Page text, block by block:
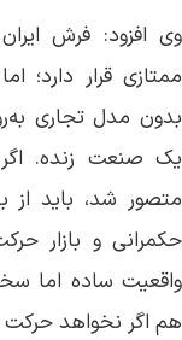
وی افزود: فرش
ممتازی قرار دارد؛
بدون مدل تجاری
یک صنعت زنده. اگر
متصور شد، باید از
حکمرانی و بازار
واقعیت ساده اما
هم اگر نخواهد حرکت